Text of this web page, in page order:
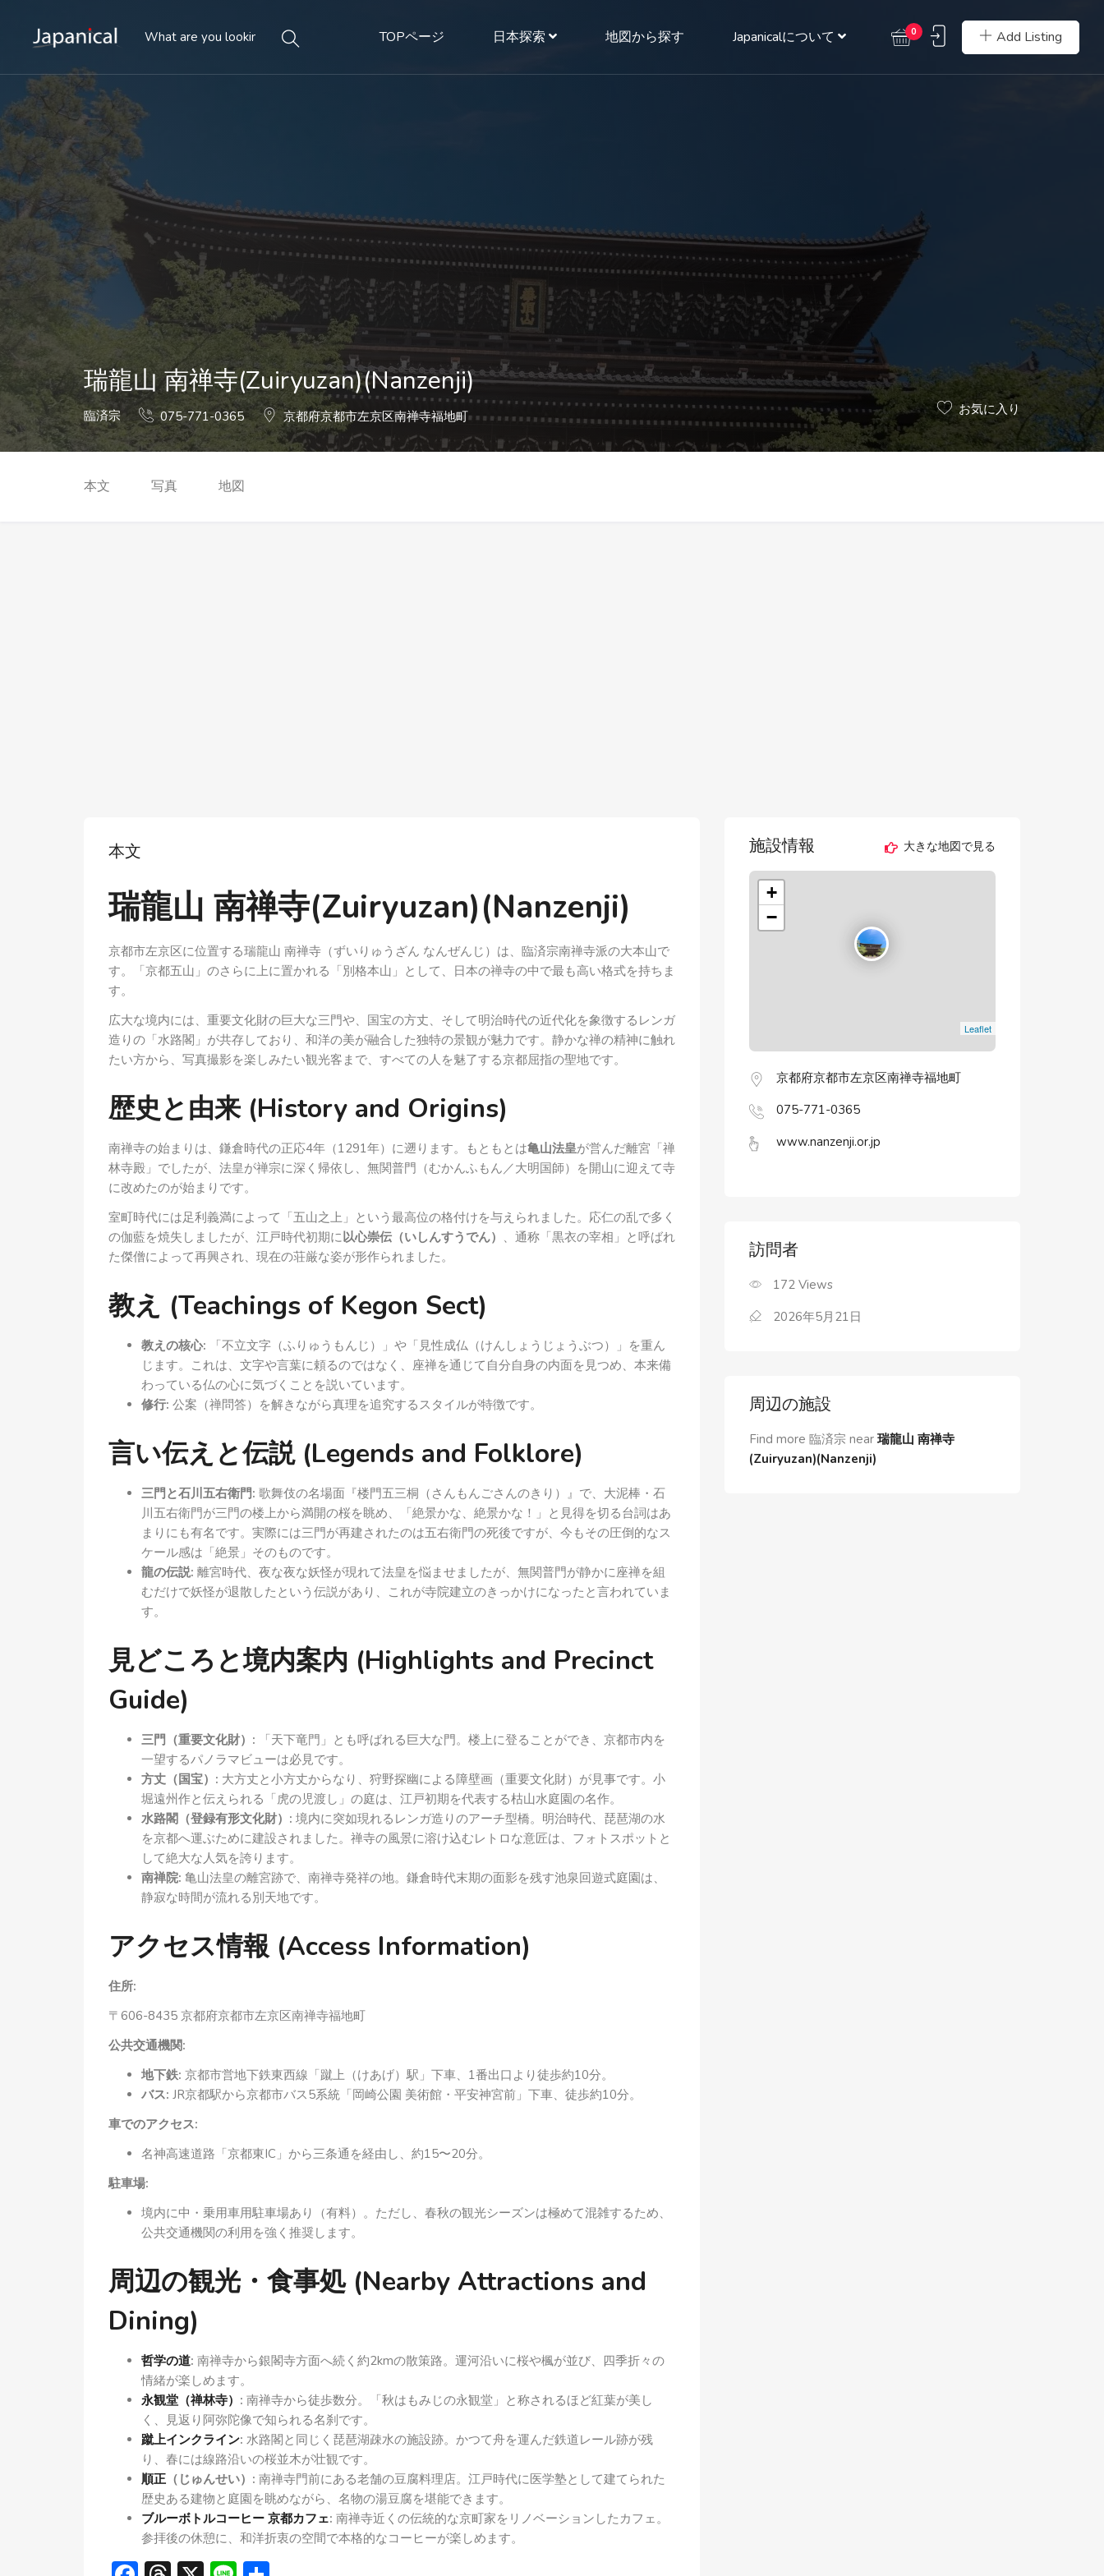
Add Listing
0
TOPページ 日本探索 地図から探す Japanicalについて
瑞龍山 南禅寺(Zuiryuzan)(Nanzenji)
臨済宗 075-771-0365 京都府京都市左京区南禅寺福地町 お気に入り
本文 写真 地図
本文
瑞龍山 南禅寺(Zuiryuzan)(Nanzenji)
京都市左京区に位置する瑞龍山 南禅寺（ずいりゅうざん なんぜんじ）は、臨済宗南禅寺派の大本山で
す。「京都五山」のさらに上に置かれる「別格本山」として、日本の禅寺の中で最も高い格式を持ちま
す。
広大な境内には、重要文化財の巨大な三門や、国宝の方丈、そして明治時代の近代化を象徴するレンガ
造りの「水路閣」が共存しており、和洋の美が融合した独特の景観が魅力です。静かな禅の精神に触れ
たい方から、写真撮影を楽しみたい観光客まで、すべての人を魅了する京都屈指の聖地です。
歴史と由来 (History and Origins)
南禅寺の始まりは、鎌倉時代の正応4年（1291年）に遡ります。もともとは亀山法皇が営んだ離宮「禅
林寺殿」でしたが、法皇が禅宗に深く帰依し、無関普門（むかんふもん／大明国師）を開山に迎えて寺
に改めたのが始まりです。
室町時代には足利義満によって「五山之上」という最高位の格付けを与えられました。応仁の乱で多く
の伽藍を焼失しましたが、江戸時代初期に以心崇伝（いしんすうでん） 、通称「黒衣の宰相」と呼ばれ
た傑僧によって再興され、現在の荘厳な姿が形作られました。
教え (Teachings of Kegon Sect)
教えの核心: 「不立文字（ふりゅうもんじ）」や「見性成仏（けんしょうじょうぶつ）」を重ん
じます。これは、文字や言葉に頼るのではなく、座禅を通じて自分自身の内面を見つめ、本来備
わっている仏の心に気づくことを説いています。
修行: 公案（禅問答）を解きながら真理を追究するスタイルが特徴です。
言い伝えと伝説 (Legends and Folklore)
三門と石川五右衛門: 歌舞伎の名場面『楼門五三桐（さんもんごさんのきり）』で、大泥棒・石
川五右衛門が三門の楼上から満開の桜を眺め、「絶景かな、絶景かな！」と見得を切る台詞はあ
まりにも有名です。実際には三門が再建されたのは五右衛門の死後ですが、今もその圧倒的なス
ケール感は「絶景」そのものです。
龍の伝説: 離宮時代、夜な夜な妖怪が現れて法皇を悩ませましたが、無関普門が静かに座禅を組
むだけで妖怪が退散したという伝説があり、これが寺院建立のきっかけになったと言われていま
す。
見どころと境内案内 (Highlights and Precinct
Guide)
三門（重要文化財）: 「天下竜門」とも呼ばれる巨大な門。楼上に登ることができ、京都市内を
一望するパノラマビューは必見です。
方丈（国宝）: 大方丈と小方丈からなり、狩野探幽による障壁画（重要文化財）が見事です。小
堀遠州作と伝えられる「虎の児渡し」の庭は、江戸初期を代表する枯山水庭園の名作。
水路閣（登録有形文化財）: 境内に突如現れるレンガ造りのアーチ型橋。明治時代、琵琶湖の水
を京都へ運ぶために建設されました。禅寺の風景に溶け込むレトロな意匠は、フォトスポットと
して絶大な人気を誇ります。
南禅院: 亀山法皇の離宮跡で、南禅寺発祥の地。鎌倉時代末期の面影を残す池泉回遊式庭園は、
静寂な時間が流れる別天地です。
アクセス情報 (Access Information)
住所:
〒606-8435 京都府京都市左京区南禅寺福地町
公共交通機関:
地下鉄: 京都市営地下鉄東西線「蹴上（けあげ）駅」下車、1番出口より徒歩約10分。
バス: JR京都駅から京都市バス5系統「岡崎公園 美術館・平安神宮前」下車、徒歩約10分。
車でのアクセス:
名神高速道路「京都東IC」から三条通を経由し、約15〜20分。
駐車場:
境内に中・乗用車用駐車場あり（有料）。ただし、春秋の観光シーズンは極めて混雑するため、
公共交通機関の利用を強く推奨します。
周辺の観光・食事処 (Nearby Attractions and
Dining)
哲学の道: 南禅寺から銀閣寺方面へ続く約2kmの散策路。運河沿いに桜や楓が並び、四季折々の
情緒が楽しめます。
永観堂（禅林寺） : 南禅寺から徒歩数分。「秋はもみじの永観堂」と称されるほど紅葉が美し
く、見返り阿弥陀像で知られる名刹です。
蹴上インクライン: 水路閣と同じく琵琶湖疎水の施設跡。かつて舟を運んだ鉄道レール跡が残
り、春には線路沿いの桜並木が壮観です。
順正 （じゅんせい）: 南禅寺門前にある老舗の豆腐料理店。江戸時代に医学塾として建てられた
歴史ある建物と庭園を眺めながら、名物の湯豆腐を堪能できます。
ブルーボトルコーヒー 京都カフェ: 南禅寺近くの伝統的な京町家をリノベーションしたカフェ。
参拝後の休憩に、和洋折衷の空間で本格的なコーヒーが楽しめます。
施設情報 大きな地図で見る
+
−
Leaflet
京都府京都市左京区南禅寺福地町
075-771-0365
www.nanzenji.or.jp
訪問者
172 Views
2026年5月21日
周辺の施設
Find more 臨済宗 near 瑞龍山 南禅寺
(Zuiryuzan)(Nanzenji)